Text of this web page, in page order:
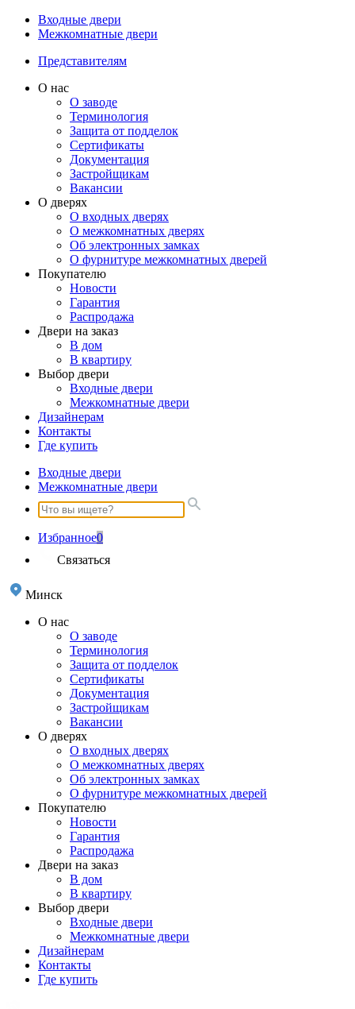
Входные двери
Межкомнатные двери
Представителям
О нас
О заводе
Терминология
Защита от подделок
Сертификаты
Документация
Застройщикам
Вакансии
О дверях
О входных дверях
О межкомнатных дверях
Об электронных замках
О фурнитуре межкомнатных дверей
Покупателю
Новости
Гарантия
Распродажа
Двери на заказ
В дом
В квартиру
Выбор двери
Входные двери
Межкомнатные двери
Дизайнерам
Контакты
Где купить
Входные двери
Межкомнатные двери
Избранное0
Связаться
Минск
О нас
О заводе
Терминология
Защита от подделок
Сертификаты
Документация
Застройщикам
Вакансии
О дверях
О входных дверях
О межкомнатных дверях
Об электронных замках
О фурнитуре межкомнатных дверей
Покупателю
Новости
Гарантия
Распродажа
Двери на заказ
В дом
В квартиру
Выбор двери
Входные двери
Межкомнатные двери
Дизайнерам
Контакты
Где купить